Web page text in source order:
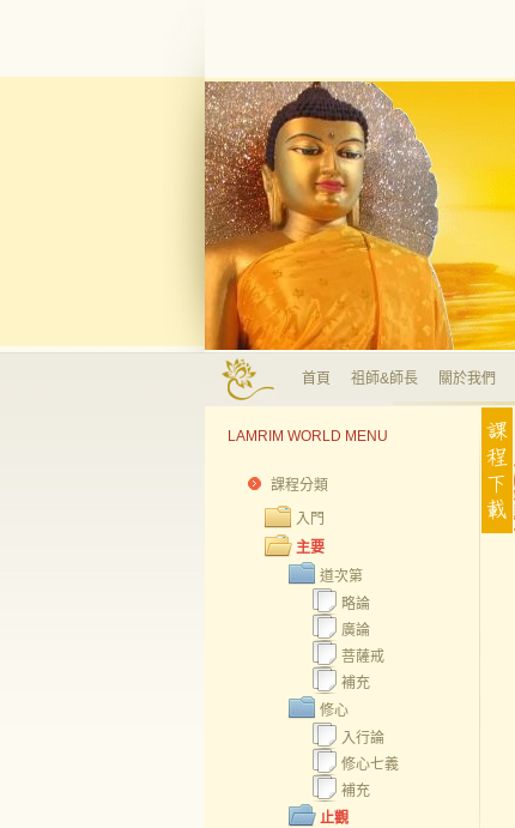
首頁 祖師&師長 關於我們
LAMRIM WORLD MENU
課程分類
入門
主要
道次第
略論
廣論
菩薩戒
補充
修心
入行論
修心七義
補充
止觀